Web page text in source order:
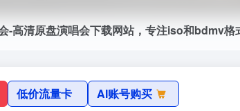
低价流量卡 AI账号购买